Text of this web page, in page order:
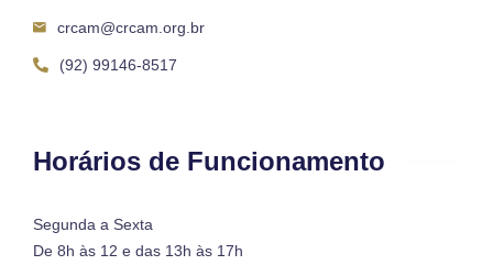
crcam@crcam.org.br
(92) 99146-8517
Horários de Funcionamento
Segunda a Sexta
De 8h às 12 e das 13h às 17h